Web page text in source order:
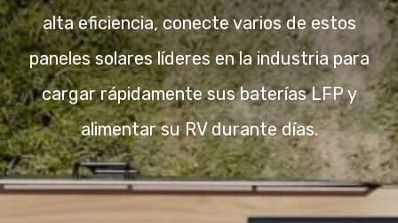
alta eficiencia, conecte varios de estos
paneles solares líderes en la industria para
cargar rápidamente sus baterías LFP y
alimentar su RV durante días.